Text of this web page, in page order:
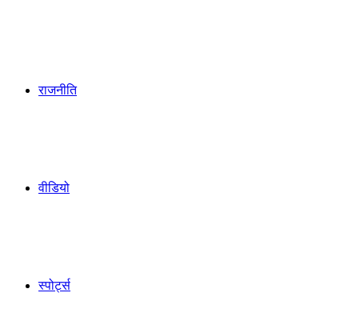
राजनीति
वीडियो
स्पोर्ट्स